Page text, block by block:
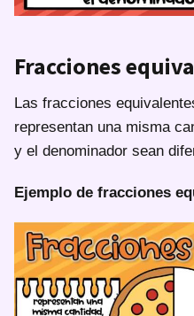
Fracciones
Las fracciones
representan una misma
y el denominador sean
Ejemplo de fracciones